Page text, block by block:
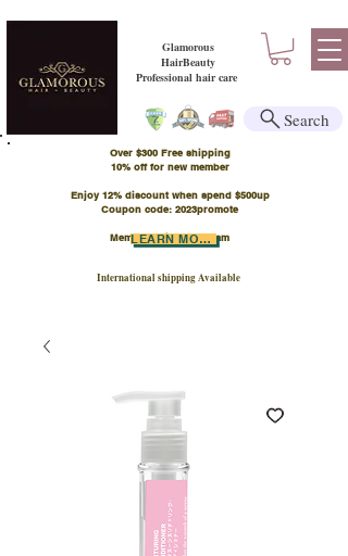
Glamorous
HairBeauty
Professional hair care
Over $300 Free shipping
​10% off for new member
Enjoy 12% discount when spend $500up
Coupon code: 2023promote
Member Points Program
International shipping Available
LEARN MORE
Search